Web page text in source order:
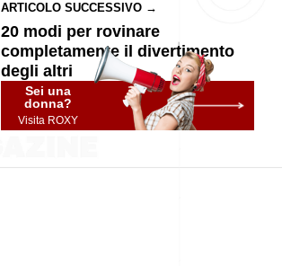
ARTICOLO SUCCESSIVO →
20 modi per rovinare
completamente il divertimento
degli altri
Sei una
donna?
Visita ROXY